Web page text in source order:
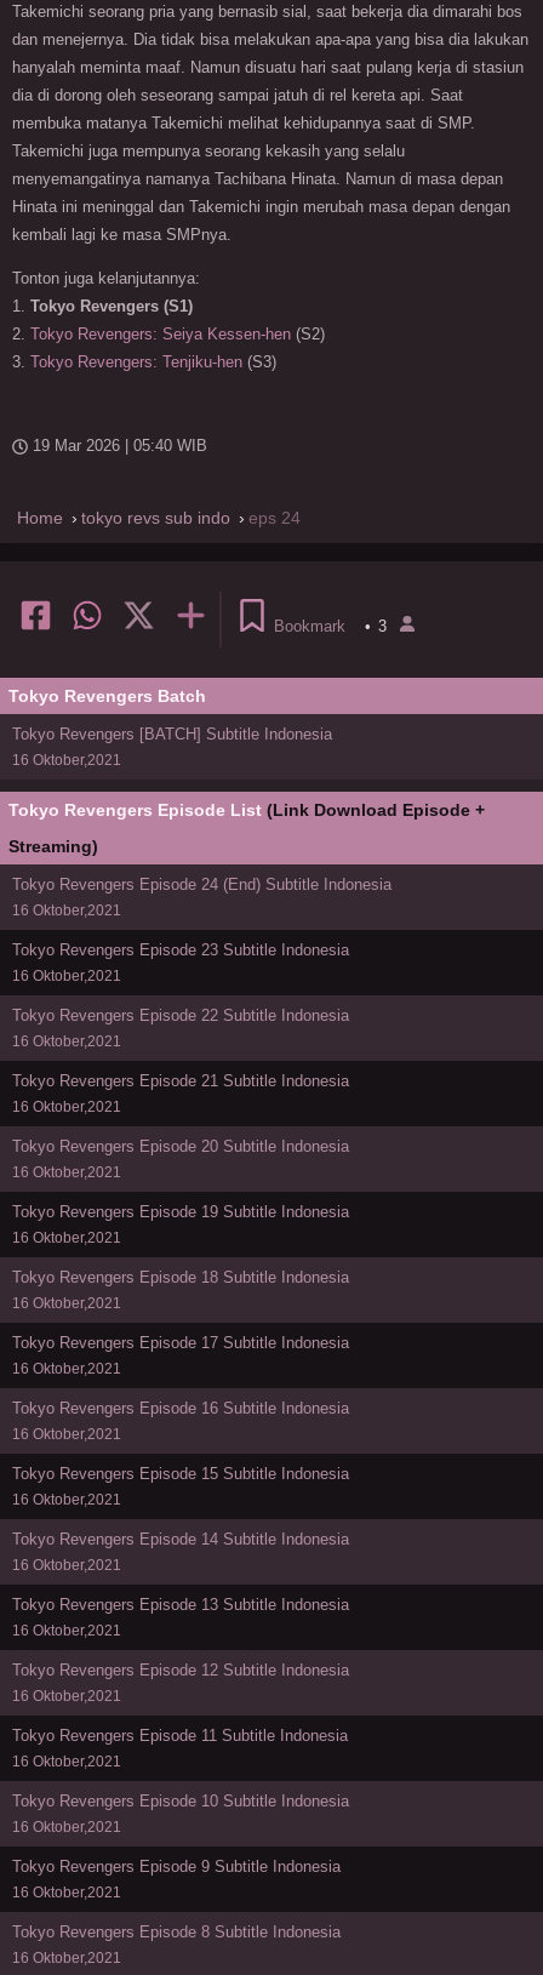
Takemichi seorang pria yang bernasib sial, saat bekerja dia dimarahi bos
dan menejernya. Dia tidak bisa melakukan apa-apa yang bisa dia lakukan
hanyalah meminta maaf. Namun disuatu hari saat pulang kerja di stasiun
dia di dorong oleh seseorang sampai jatuh di rel kereta api. Saat
membuka matanya Takemichi melihat kehidupannya saat di SMP.
Takemichi juga mempunya seorang kekasih yang selalu
menyemangatinya namanya Tachibana Hinata. Namun di masa depan
Hinata ini meninggal dan Takemichi ingin merubah masa depan dengan
kembali lagi ke masa SMPnya.
Tonton juga kelanjutannya:
1. Tokyo Revengers (S1)
2. Tokyo Revengers: Seiya Kessen-hen (S2)
3. Tokyo Revengers: Tenjiku-hen (S3)
19 Mar 2026 | 05:40 WIB
Home tokyo revs sub indo eps 24
Bookmark • 3
Tokyo Revengers Batch
Tokyo Revengers [BATCH] Subtitle Indonesia
16 Oktober,2021
Tokyo Revengers Episode List (Link Download Episode +
Streaming)
Tokyo Revengers Episode 24 (End) Subtitle Indonesia
16 Oktober,2021
Tokyo Revengers Episode 23 Subtitle Indonesia
16 Oktober,2021
Tokyo Revengers Episode 22 Subtitle Indonesia
16 Oktober,2021
Tokyo Revengers Episode 21 Subtitle Indonesia
16 Oktober,2021
Tokyo Revengers Episode 20 Subtitle Indonesia
16 Oktober,2021
Tokyo Revengers Episode 19 Subtitle Indonesia
16 Oktober,2021
Tokyo Revengers Episode 18 Subtitle Indonesia
16 Oktober,2021
Tokyo Revengers Episode 17 Subtitle Indonesia
16 Oktober,2021
Tokyo Revengers Episode 16 Subtitle Indonesia
16 Oktober,2021
Tokyo Revengers Episode 15 Subtitle Indonesia
16 Oktober,2021
Tokyo Revengers Episode 14 Subtitle Indonesia
16 Oktober,2021
Tokyo Revengers Episode 13 Subtitle Indonesia
16 Oktober,2021
Tokyo Revengers Episode 12 Subtitle Indonesia
16 Oktober,2021
Tokyo Revengers Episode 11 Subtitle Indonesia
16 Oktober,2021
Tokyo Revengers Episode 10 Subtitle Indonesia
16 Oktober,2021
Tokyo Revengers Episode 9 Subtitle Indonesia
16 Oktober,2021
Tokyo Revengers Episode 8 Subtitle Indonesia
16 Oktober,2021